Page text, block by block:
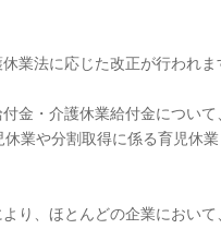
業法に応じた改正が行われま
金・介護休業給付金につい
業や分割取得に係る育児休
り、ほとんどの企業において